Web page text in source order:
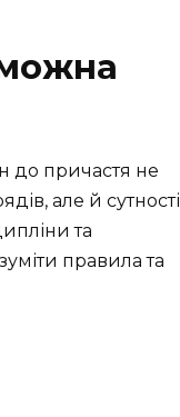
до причастя не
але й сутності
та
правила та